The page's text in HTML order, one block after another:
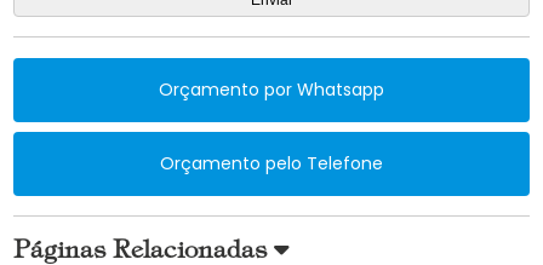
Orçamento por Whatsapp
Orçamento pelo Telefone
Páginas Relacionadas